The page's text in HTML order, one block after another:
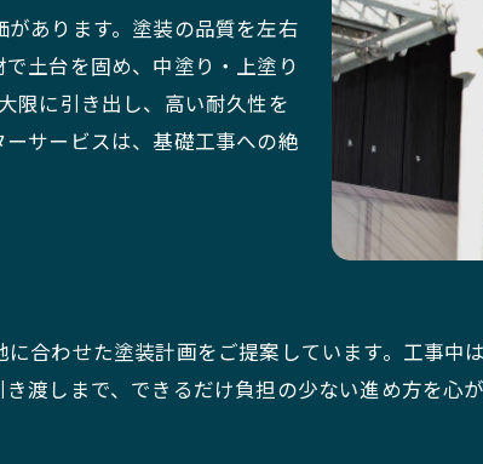
あります。塗装の品質を左右
土台を固め、中塗り・上塗り
限に引き出し、高い耐久性を
サービスは、基礎工事への絶
合わせた塗装計画をご提案しています。工事中
渡しまで、できるだけ負担の少ない進め方を心が